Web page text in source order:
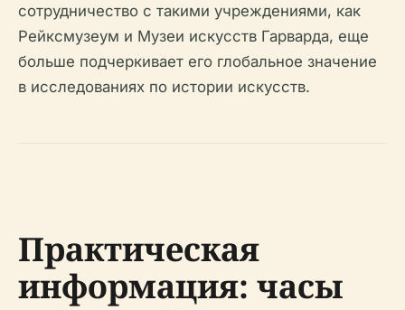
сотрудничество с такими учреждениями, как
Рейксмузеум и Музеи искусств Гарварда, еще
больше подчеркивает его глобальное значение
в исследованиях по истории искусств.
Практическая
информация: часы